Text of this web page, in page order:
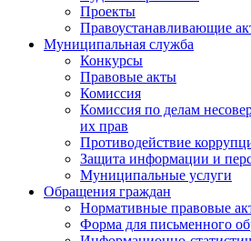
Проекты
Правоустанавливающие
Муниципальная служба
Конкурсы
Правовые акты
Комиссия
Комиссия по делам
их прав
Противодействие
Защита информации и
Муниципальные услуги
Обращения граждан
Нормативные правовые
Форма для письменного